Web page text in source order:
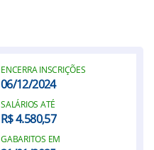
ENCERRA INSCRIÇÕES
06/12/2024
SALÁRIOS ATÉ
R$ 4.580,57
GABARITOS EM